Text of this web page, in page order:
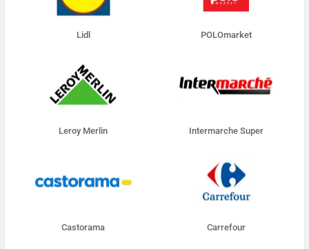
Lidl POLOmarket
Leroy Merlin Intermarche Super
Castorama Carrefour